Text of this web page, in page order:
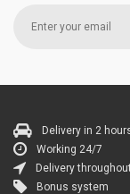
Delivery in 2
Working 24/7
Delivery
Bonus system